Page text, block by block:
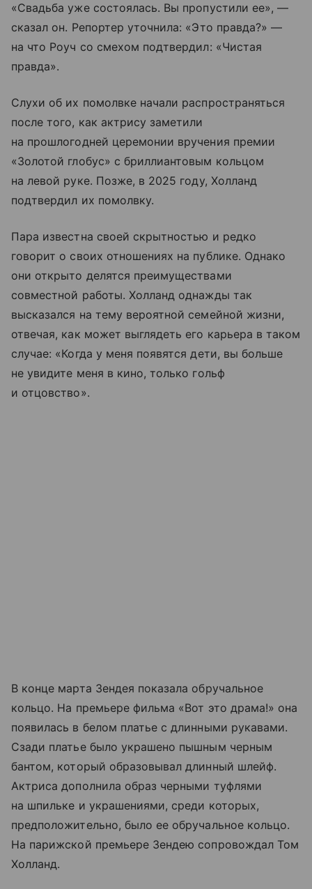
«Свадьба уже состоялась. Вы пропустили ее», —
сказал он. Репортер уточнила: «Это правда?» —
на что Роуч со смехом подтвердил: «Чистая
правда».
Слухи об их помолвке начали распространяться
после того, как актрису заметили
на прошлогодней церемонии вручения премии
«Золотой глобус» с бриллиантовым кольцом
на левой руке. Позже, в 2025 году, Холланд
подтвердил их помолвку.
Пара известна своей скрытностью и редко
говорит о своих отношениях на публике. Однако
они открыто делятся преимуществами
совместной работы. Холланд однажды так
высказался на тему вероятной семейной жизни,
отвечая, как может выглядеть его карьера в таком
случае: «Когда у меня появятся дети, вы больше
не увидите меня в кино, только гольф
и отцовство».
В конце марта Зендея показала обручальное
кольцо. На премьере фильма «Вот это драма!» она
появилась в белом платье с длинными рукавами.
Сзади платье было украшено пышным черным
бантом, который образовывал длинный шлейф.
Актриса дополнила образ черными туфлями
на шпильке и украшениями, среди которых,
предположительно, было ее обручальное кольцо.
На парижской премьере Зендею сопровождал Том
Холланд.